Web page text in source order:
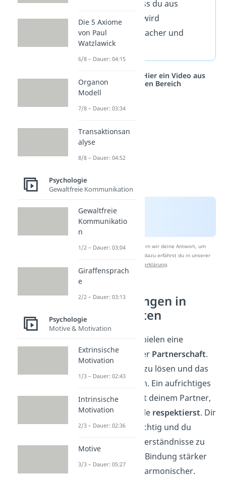
konkret. Zeige, dass du aus
Fehlern lernst. So wird
Entschuldigen einfacher und
wirkungsvoller.
Studyflix vernetzt: Hier ein Video aus
einem anderen Bereich
Nach Beantwortung speichern wir deine Antwort, um
Studyflix zu verbessern. Mehr dazu erfährst du in unserer
Datenschutzerklärung.
Entschuldigungen in
Partnerschaften
Entschuldigungen spielen eine
wichtige Rolle in jeder Partnerschaft.
Sie helfen, Konflikte zu lösen und das
Vertrauen zu stärken. Ein aufrichtiges
„Es tut mir leid“ zeigt deinem Partner,
dass du seine Gefühle respektierst. Dir
ist dieBeziehung
wichtig und du
bemühst dich, Missverständnisse zu
klären. So wird eure Bindung stärker
und die Beziehung harmonischer.
Die 5 Axiome
von Paul
Watzlawick
6/8 – Dauer: 04:15
Organon
Modell
7/8 – Dauer: 03:34
Transaktionsan
alyse
8/8 – Dauer: 04:52
Psychologie
Gewaltfreie Kommunikation
Gewaltfreie
Kommunikatio
n
1/2 – Dauer: 03:04
Giraffensprach
e
2/2 – Dauer: 03:13
Psychologie
Motive & Motivation
Extrinsische
Motivation
1/3 – Dauer: 02:43
Intrinsische
Motivation
2/3 – Dauer: 02:36
Motive
3/3 – Dauer: 05:27